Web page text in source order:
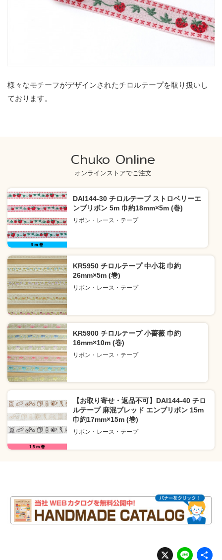
様々なモチーフがデザインされたチロルテープを取り扱いし
ております。
Chuko Online
オンラインストアでご注文
DAI144-30 チロルテープ ストロベリーエ
ンブリボン 5m 巾約18mm×5m (巻)
リボン・レース・テープ
KR5950 チロルテープ 中小花 巾約
26mm×5m (巻)
リボン・レース・テープ
KR5900 チロルテープ 小薔薇 巾約
16mm×10m (巻)
リボン・レース・テープ
【お取り寄せ・返品不可】DAI144-40 チロ
ルテープ 麻混ブレッド エンブリボン 15m
巾約17mm×15m (巻)
リボン・レース・テープ
X Li